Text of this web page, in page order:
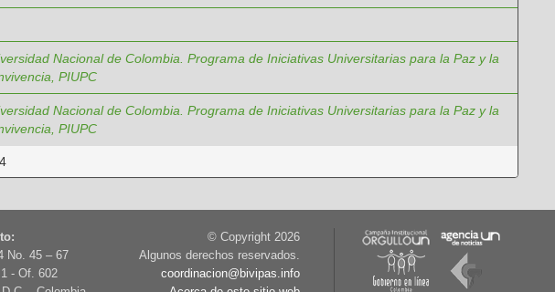
Nacional de Colombia. Programa de Iniciativas Universitarias para la Paz y la
PIUPC
Nacional de Colombia. Programa de Iniciativas Universitarias para la Paz y la
PIUPC
No. 45 – 67
- Of. 602
© Copyright 2026
Algunos derechos reservados.
coordinacion@bivipas.info